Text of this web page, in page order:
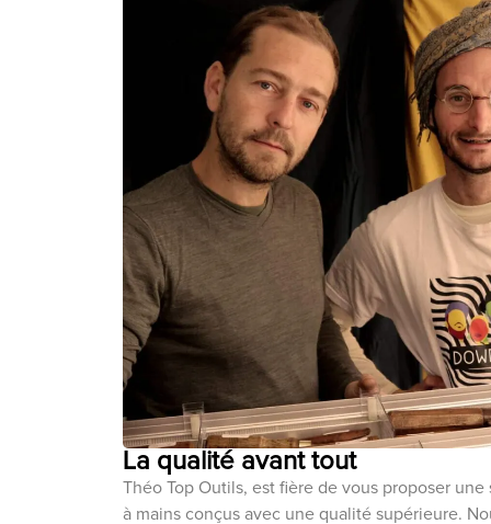
La qualité avant tout
Théo Top Outils, est fière de vous proposer
à mains conçus avec une qualité supérieure.